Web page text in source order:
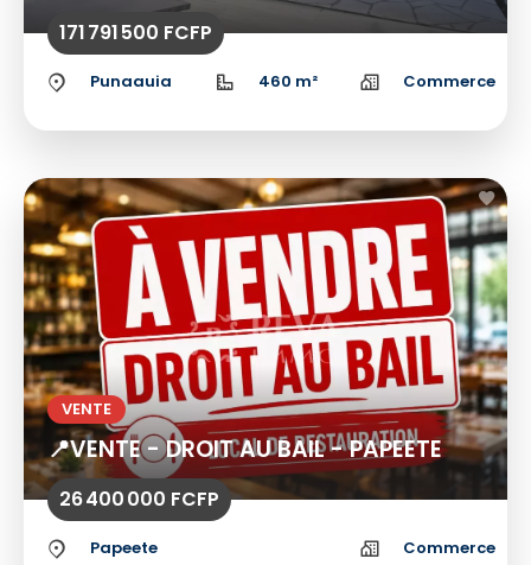
171 791 500 FCFP
Punaauia 460 m² Commerce
VENTE
📍VENTE - DROIT AU BAIL - PAPEETE
26 400 000 FCFP
Papeete Commerce